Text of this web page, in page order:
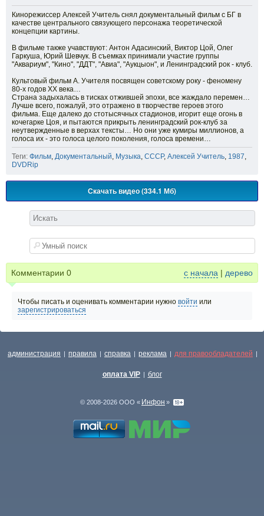
Кинорежиссер Алексей Учитель снял документальный фильм с БГ в
качестве центрального связующего персонажа теоретической
концепции картины.
В фильме также учавствуют: Антон Адасинский, Виктор Цой, Олег
Гаркуша, Юрий Шевчук. В съемках принимали участие группы
"Аквариум", "Кино", "ДДТ", "Авиа", "Аукцыон", и Ленинградский рок - клуб.
Культовый фильм А. Учителя посвящен советскому року - феномену
80-х годов XX века…
Страна задыхалась в тисках отжившей эпохи, все жаждало перемен…
Лучше всего, пожалуй, это отражено в творчестве героев этого
фильма. Еще далеко до стотысячных стадионов, игорит еще огонь в
кочегарке Цоя, и пытаются прикрыть ленинградский рок-клуб за
неутвержденные в верхах тексты… Но они уже кумиры миллионов, а
голоса их - это голоса целого поколения, голоса времени…
Теги: Фильм Документальный Музыка СССР, Алексей Учитель 1987
DVDRip
Скачать видео (334.1 Мб)
Комментарии 0 с начала | дерево
Чтобы писать и оценивать комментарии нужно войти или
зарегистрироваться
администрация | правила | справка | реклама | для правообладателей |
оплата VIP | блог
© 2008-2026 ООО « Инфон »